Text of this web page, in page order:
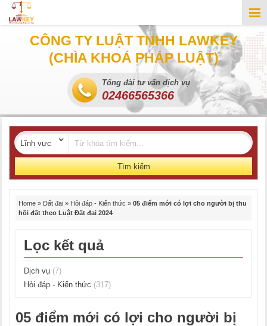
CÔNG TY LUẬT TNHH LAWKEY
(CHÌA KHOÁ PHÁP LUẬT)
Tổng đài tư vấn dịch vụ
02466565366
Tìm kiếm
Home » Đất đai » Hỏi đáp - Kiến thức » 05 điểm mới có lợi cho người bị thu
hồi đất theo Luật Đất đai 2024
Lọc kết quả
Dịch vụ (7)
Hỏi đáp - Kiến thức (317)
05 điểm mới có lợi cho người bị